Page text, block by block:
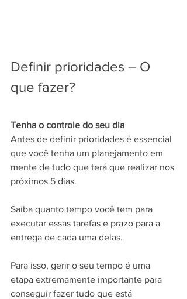
Definir prioridades – O
que fazer?
Tenha o controle do seu dia
Antes de definir prioridades é essencial
que você tenha um planejamento em
mente de tudo que terá que realizar nos
próximos 5 dias.
Saiba quanto tempo você tem para
executar essas tarefas e prazo para a
entrega de cada uma delas.
Para isso, gerir o seu tempo é uma
etapa extremamente importante para
conseguir fazer tudo que está